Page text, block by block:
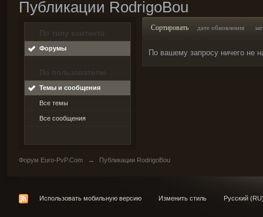
Публикации RodrigoBou
По типу контента
Форумы
По пользователю
Темы и сообщения
Все темы
Все сообщения
Сортировать дате обновления
По вашему запросу ничего не
Форум Euro-PvP.Com → Публикации RodrigoBou
Использовать мобильную версию Изменить стиль Русский